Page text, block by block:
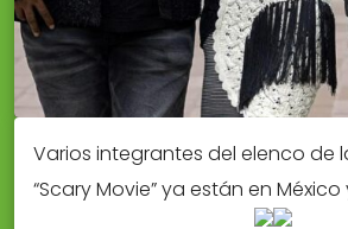
Varios integrantes del elenco de
“Scary Movie” ya están en